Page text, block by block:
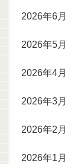
2026年6月
2026年5月
2026年4月
2026年3月
2026年2月
2026年1月